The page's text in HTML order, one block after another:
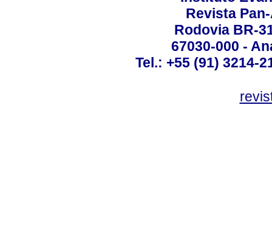
Revista
Rodovia BR-
67030-000 -
Tel.: +55 (91) 3214-